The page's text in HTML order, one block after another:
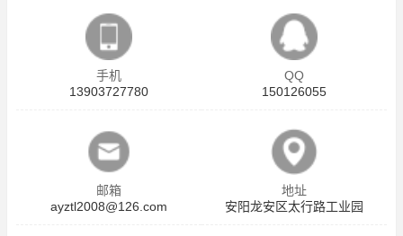
手机
13903727780
QQ
150126055
邮箱
ayztl2008@126.com
地址
安阳龙安区太行路工业园